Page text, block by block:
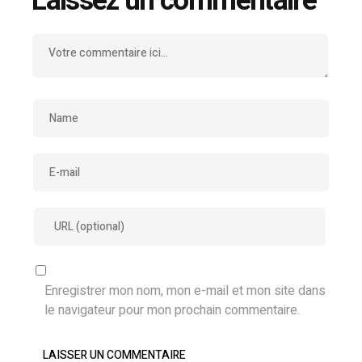
Enregistrer mon nom, mon e-mail et mon site dans
le navigateur pour mon prochain commentaire.